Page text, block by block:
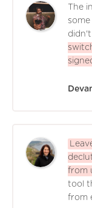
The
didn't
from
tool
from